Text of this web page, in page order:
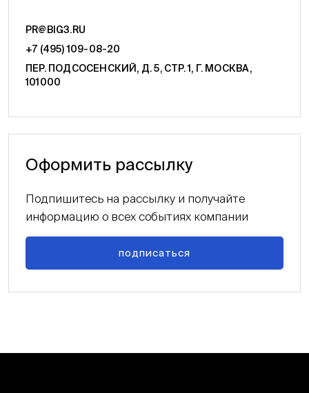
PR@BIG3.RU
+7 (495) 109-08-20
ПЕР. ПОДСОСЕНСКИЙ, Д. 5, СТР. 1, Г. МОСКВА,
101000
Оформить рассылку
Подпишитесь на рассылку и получайте
информацию о всех событиях компании
подписаться